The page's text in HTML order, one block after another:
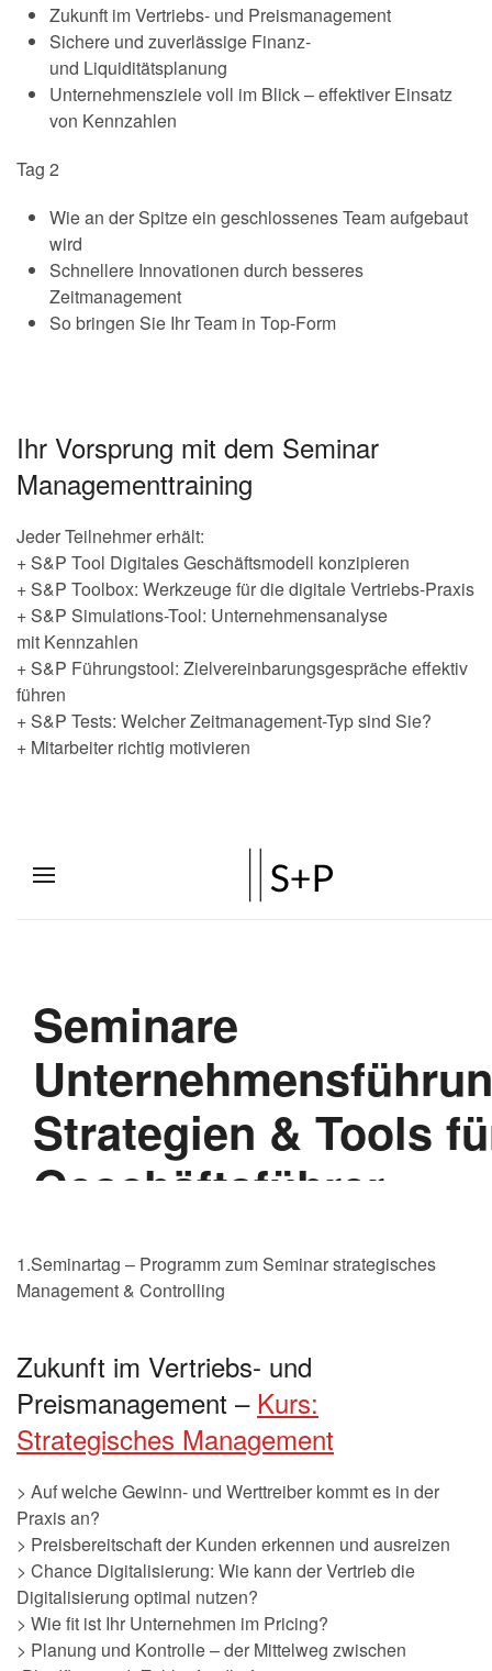
Zukunft im Vertriebs- und Preismanagement
Sichere und zuverlässige Finanz-
und Liquiditätsplanung
Unternehmensziele voll im Blick – effektiver Einsatz
von Kennzahlen
Tag 2
Wie an der Spitze ein geschlossenes Team aufgebaut
wird
Schnellere Innovationen durch besseres
Zeitmanagement
So bringen Sie Ihr Team in Top-Form
Ihr Vorsprung mit dem Seminar
Managementtraining
Jeder Teilnehmer erhält:
+ S&P Tool Digitales Geschäftsmodell konzipieren
+ S&P Toolbox: Werkzeuge für die digitale Vertriebs-Praxis
+ S&P Simulations-Tool: Unternehmensanalyse
mit Kennzahlen
+ S&P Führungstool: Zielvereinbarungsgespräche effektiv
führen
+ S&P Tests: Welcher Zeitmanagement-Typ sind Sie?
+ Mitarbeiter richtig motivieren
1.Seminartag – Programm zum Seminar strategisches
Management & Controlling
Zukunft im Vertriebs- und
Preismanagement – Kurs:
Strategisches Management
> Auf welche Gewinn- und Werttreiber kommt es in der
Praxis an?
> Preisbereitschaft der Kunden erkennen und ausreizen
> Chance Digitalisierung: Wie kann der Vertrieb die
Digitalisierung optimal nutzen?
> Wie fit ist Ihr Unternehmen im Pricing?
> Planung und Kontrolle – der Mittelweg zwischen